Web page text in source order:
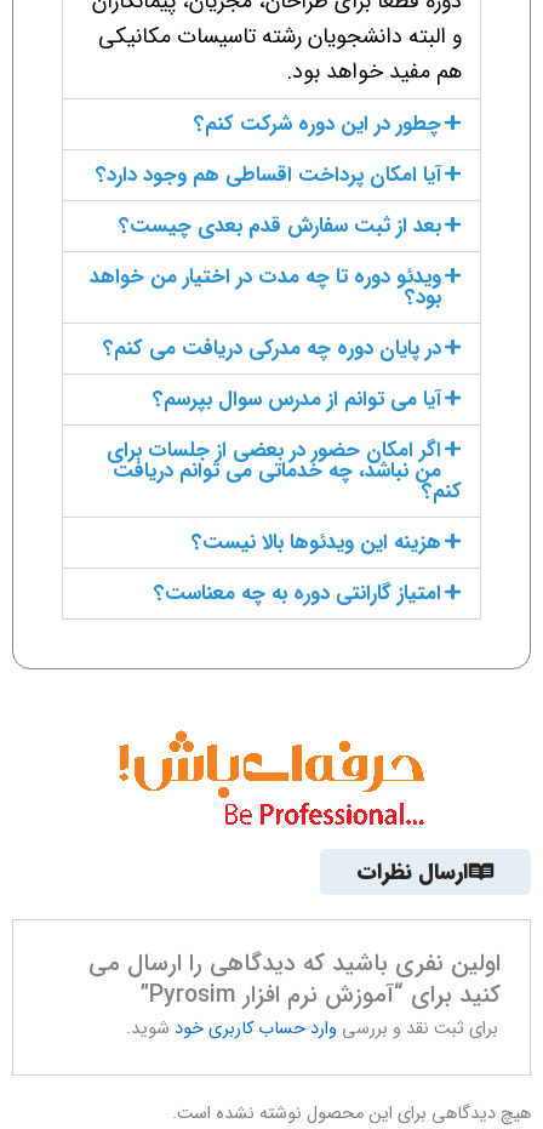
و البته دانشجویان رشته تاسیسات مکانیکی
هم مفید خواهد بود.
چطور در این دوره شرکت کنم؟
آیا امکان پرداخت اقساطی هم وجود دارد؟
بعد از ثبت سفارش قدم بعدی چیست؟
ویدئو دوره تا چه مدت در اختیار من خواهد
بود؟
در پایان دوره چه مدرکی دریافت می کنم؟
آیا می توانم از مدرس سوال بپرسم؟
اگر امکان حضور در بعضی از جلسات برای
من نباشد، چه خدماتی می توانم دریافت
کنم؟
هزینه این ویدئوها بالا نیست؟
امتیاز گارانتی دوره به چه معناست؟
ارسال نظرات
هیچ دیدگاهی برای این محصول نوشته نشده است.
اولین نفری باشید که دیدگاهی را ارسال می
کنید برای “آموزش نرم افزار Pyrosim”
برای ثبت نقد و بررسی وارد حساب کاربری خود شوید.